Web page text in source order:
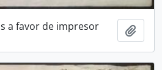
a favor de impresor